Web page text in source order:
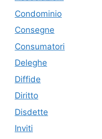
Condominio
Consegne
Consumatori
Deleghe
Diffide
Diritto
Disdette
Inviti